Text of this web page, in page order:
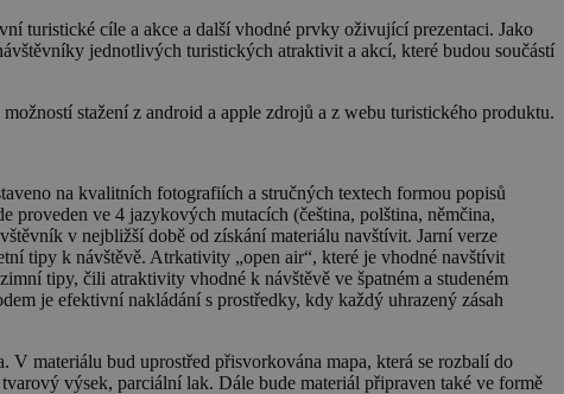
turistické cíle a akce a další vhodné prvky oživující prezentaci. Jako
jednotlivých turistických atraktivit a akcí, které budou součástí
stažení z android a apple zdrojů a z webu turistického produktu.
na kvalitních fotografiích a stručných textech formou popisů
ve 4 jazykových mutacích (čeština, polština, němčina,
v nejbližší době od získání materiálu navštívit. Jarní verze
tipy k návštěvě. Atrkativity „open air“, které je vhodné navštívit
tipy, čili atraktivity vhodné k návštěvě ve špatném a studeném
je efektivní nakládání s prostředky, kdy každý uhrazený zásah
materiálu bud uprostřed přisvorkována mapa, která se rozbalí do
výsek, parciální lak. Dále bude materiál připraven také ve formě